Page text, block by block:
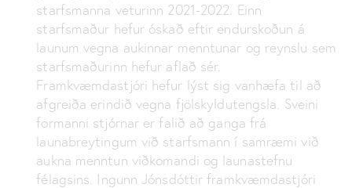
starfsmanna veturinn 2021-2022. Einn
starfsmaður hefur óskað eftir endurskoðun á
launum vegna aukinnar menntunar og reynslu sem
starfsmaðurinn hefur aflað sér.
Framkvæmdastjóri hefur lýst sig vanhæfa til að
afgreiða erindið vegna fjölskyldutengsla. Sveini
formanni stjórnar er falið að ganga frá
launabreytingum við starfsmann í samræmi við
aukna menntun viðkomandi og launastefnu
félagsins. Ingunn Jónsdóttir framkvæmdastjóri